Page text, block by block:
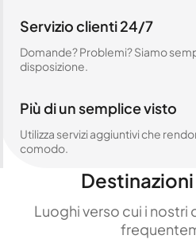
Servizio clienti 24/7
Domande? Problemi? Siamo
disposizione.
Più di un semplice visto
Utilizza servizi aggiuntivi che
comodo.
Luoghi verso cui i nostri